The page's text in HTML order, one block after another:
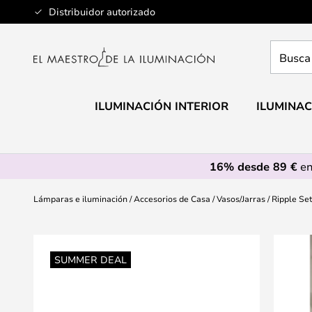
Distribuidor autorizado
Ir
al
aquí
ILUMINACIÓN INTERIOR
16% desde 89 €
Lámparas e iluminación Accesorios de Casa Vasos/Jarras Ripple
SUMMER DEAL